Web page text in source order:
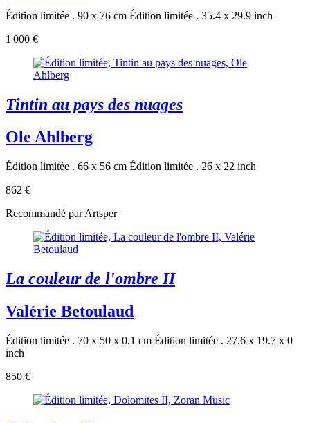
Édition limitée . 90 x 76 cm Édition limitée . 35.4 x 29.9 inch
1 000 €
Tintin au pays des nuages
Ole Ahlberg
Édition limitée . 66 x 56 cm Édition limitée . 26 x 22 inch
862 €
Recommandé par Artsper
La couleur de l'ombre II
Valérie Betoulaud
Édition limitée . 70 x 50 x 0.1 cm Édition limitée . 27.6 x 19.7 x 0
inch
850 €